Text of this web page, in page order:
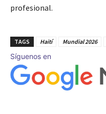
profesional.
TAGS Haití Mundial 2026
Síguenos en